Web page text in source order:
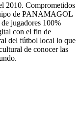
2010. Comprometidos
de PANAMAGOL
jugadores 100%
con el fin de
del fútbol local lo que
de conocer las